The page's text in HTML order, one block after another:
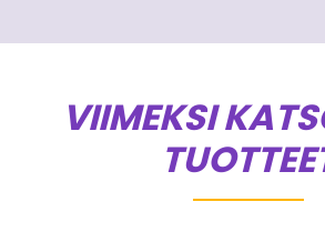
VIIMEKSI